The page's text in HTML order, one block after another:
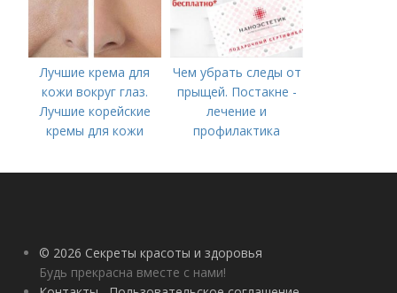
Лучшие крема для
кожи вокруг глаз.
Лучшие корейские
кремы для кожи
году
Чем убрать следы от
прыщей. Постакне -
лечение и
профилактика
© 2026 Секреты красоты и здоровья
Будь прекрасна вместе с нами!